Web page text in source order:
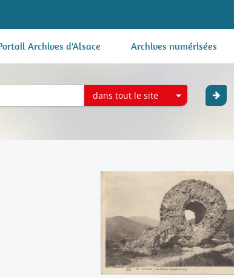
Archives d'Alsace Archives numérisées
dans tout le site